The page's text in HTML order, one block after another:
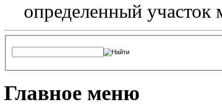
определенный участок
Главное меню